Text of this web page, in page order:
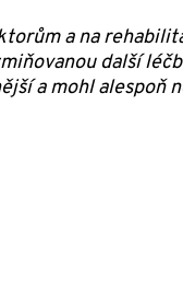
a na
další
a mohl